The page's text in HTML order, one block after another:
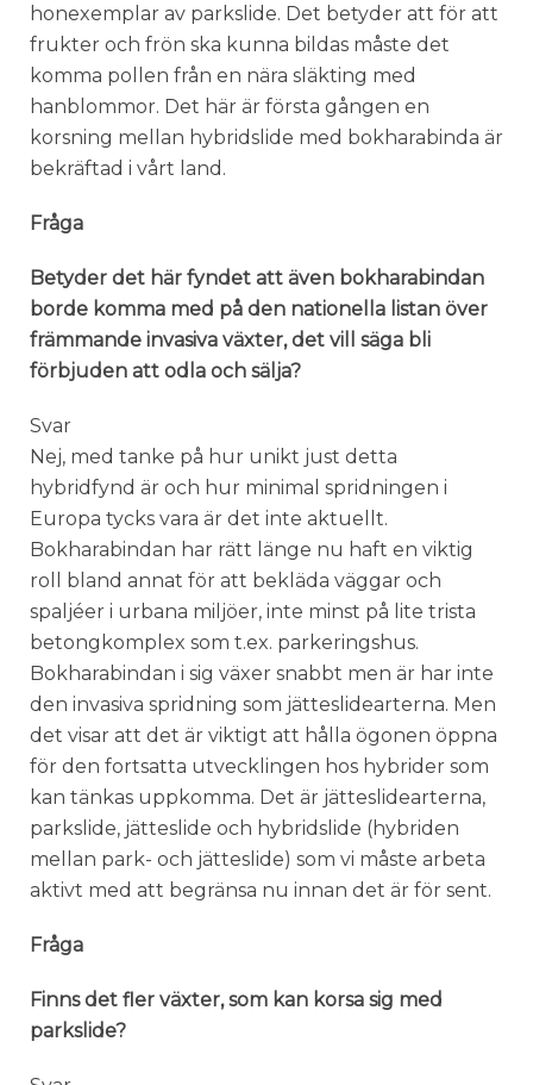
honexemplar av parkslide. Det betyder att för att
frukter och frön ska kunna bildas måste det
komma pollen från en nära släkting med
hanblommor. Det här är första gången en
korsning mellan hybridslide med bokharabinda är
bekräftad i vårt land.
Fråga
Betyder det här fyndet att även bokharabindan
borde komma med på den nationella listan över
främmande invasiva växter, det vill säga bli
förbjuden att odla och sälja?
Svar
Nej, med tanke på hur unikt just detta
hybridfynd är och hur minimal spridningen i
Europa tycks vara är det inte aktuellt.
Bokharabindan har rätt länge nu haft en viktig
roll bland annat för att bekläda väggar och
spaljéer i urbana miljöer, inte minst på lite trista
betongkomplex som t.ex. parkeringshus.
Bokharabindan i sig växer snabbt men är har inte
den invasiva spridning som jätteslidearterna. Men
det visar att det är viktigt att hålla ögonen öppna
för den fortsatta utvecklingen hos hybrider som
kan tänkas uppkomma. Det är jätteslidearterna,
parkslide, jätteslide och hybridslide (hybriden
mellan park- och jätteslide) som vi måste arbeta
aktivt med att begränsa nu innan det är för sent.
Fråga
Finns det fler växter, som kan korsa sig med
parkslide?